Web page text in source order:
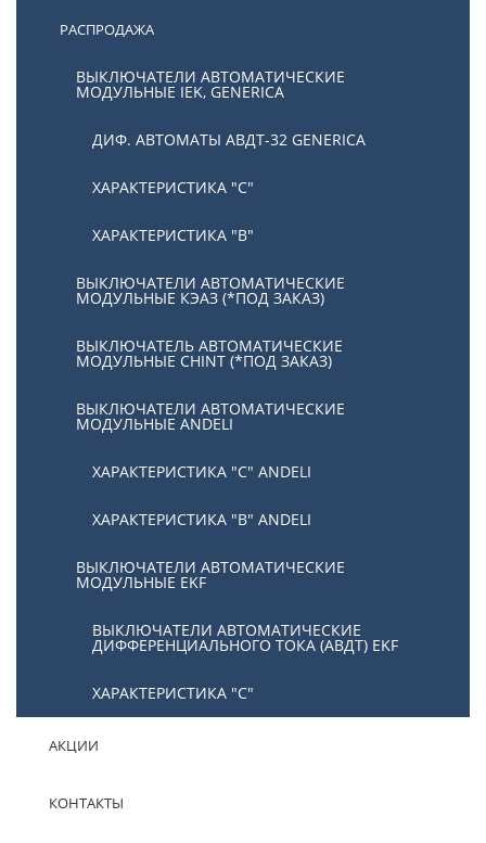
РАСПРОДАЖА
ВЫКЛЮЧАТЕЛИ АВТОМАТИЧЕСКИЕ
МОДУЛЬНЫЕ IEK, GENERICA
ДИФ. АВТОМАТЫ АВДТ-32 GENERICA
ХАРАКТЕРИСТИКА "С"
ХАРАКТЕРИСТИКА "В"
ВЫКЛЮЧАТЕЛИ АВТОМАТИЧЕСКИЕ
МОДУЛЬНЫЕ КЭАЗ (*ПОД ЗАКАЗ)
ВЫКЛЮЧАТЕЛЬ АВТОМАТИЧЕСКИЕ
МОДУЛЬНЫЕ CHINT (*ПОД ЗАКАЗ)
ВЫКЛЮЧАТЕЛИ АВТОМАТИЧЕСКИЕ
МОДУЛЬНЫЕ ANDELI
ХАРАКТЕРИСТИКА "C" ANDELI
ХАРАКТЕРИСТИКА "B" ANDELI
ВЫКЛЮЧАТЕЛИ АВТОМАТИЧЕСКИЕ
МОДУЛЬНЫЕ EKF
ВЫКЛЮЧАТЕЛИ АВТОМАТИЧЕСКИЕ
ДИФФЕРЕНЦИАЛЬНОГО ТОКА (АВДТ) EKF
ХАРАКТЕРИСТИКА "С"
АКЦИИ
КОНТАКТЫ